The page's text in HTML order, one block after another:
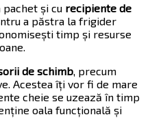
pachet și cu recipiente de
a păstra la frigider
timp și resurse
de schimb, precum
Acestea îți vor fi de mare
cheie se uzează în timp
oala funcțională și